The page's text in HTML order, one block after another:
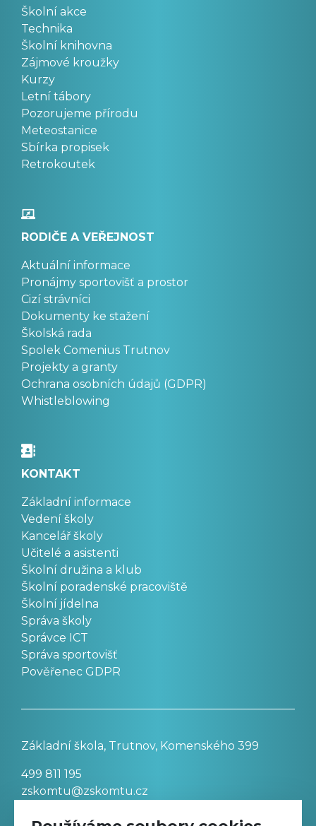
Školní akce
Technika
Školní knihovna
Zájmové kroužky
Kurzy
Letní tábory
Pozorujeme přírodu
Meteostanice
Sbírka propisek
Retrokoutek
RODIČE A VEŘEJNOST
Aktuální informace
Pronájmy sportovišť a prostor
Cizí strávníci
Dokumenty ke stažení
Školská rada
Spolek Comenius Trutnov
Projekty a granty
Ochrana osobních údajů (GDPR)
Whistleblowing
KONTAKT
Základní informace
Vedení školy
Kancelář školy
Učitelé a asistenti
Školní družina a klub
Školní poradenské pracoviště
Školní jídelna
Správa školy
Správce ICT
Správa sportovišť
Pověřenec GDPR
Základní škola, Trutnov, Komenského 399
499 811 195
zskomtu@zskomtu.cz